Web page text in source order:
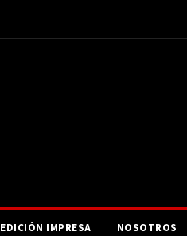
EDICIÓN IMPRESA NOSOTROS